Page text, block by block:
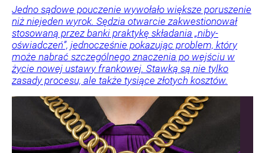
Jedno sądowe pouczenie wywołało większe poruszenie
niż niejeden wyrok. Sędzia otwarcie zakwestionował
stosowaną przez banki praktykę składania „niby-
oświadczeń”, jednocześnie pokazując problem, który
może nabrać szczególnego znaczenia po wejściu w
życie nowej ustawy frankowej. Stawką są nie tylko
zasady procesu, ale także tysiące złotych kosztów.